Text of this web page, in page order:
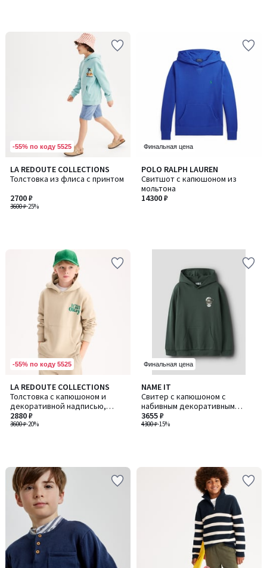
-55% по коду 5525
LA REDOUTE COLLECTIONS
Толстовка из флиса с принтом
3600 ₽-25%
2700 ₽
Финальная цена
POLO RALPH LAUREN
Свитшот с капюшоном из
мольтона
14300 ₽
-55% по коду 5525
LA REDOUTE COLLECTIONS
Толстовка с капюшоном и
декоративной надписью,
флис
3600 ₽-20%
2880 ₽
Финальная цена
NAME IT
Свитер с капюшоном с
набивным декоративным
элементом в виде черепа
4300 ₽-15%
3655 ₽